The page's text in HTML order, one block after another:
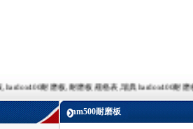
耐磨板,耐磨板规格表,瑞典hardox400耐磨
nm500耐磨板